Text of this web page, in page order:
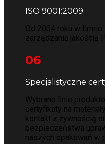
ISO 9001:2009
Od 2004 roku w
zarządzania jakością
06
Specjalistyczne
Wybrane linie
certyfikaty na
kontakt z żywnością
bezpieczeństwa
naszych opakowań w